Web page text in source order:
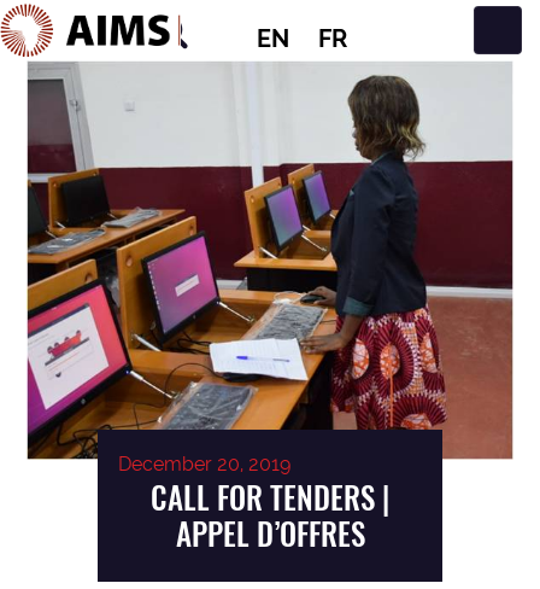
EN FR
Main Navigation
December 20, 2019
CALL FOR TENDERS |
APPEL D’OFFRES